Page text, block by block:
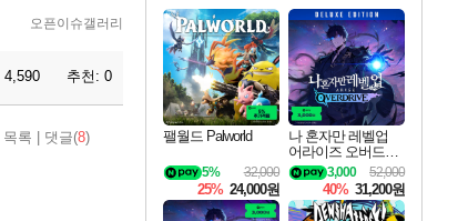
오픈이슈갤러리
4,590 추천: 0
목록 댓글(8)
최대 90% 할인가를 만나보세요!
네이버혜택과 함께 만나보세요!
50%할인&추가 적립까지!
네이버 포인트 혜택까지!
이니&베니 혜택까지!
네이버 혜택가와 함께 예약하세요!
할인&네이버혜택으로 만나보세요!
40주년 프로모션으로 만나보세요!
할인가에 만나보세요!
일부 에디션 상시 할인!
혜택으로 예약 판매 중
편안하게 충전하세요
팰월드 Palworld
32,000
5%
25% 24,000원
나 혼자만 레벨업
어라이즈 오버드라
이브 디럭스 에디션
Solo Leveling Arise
Overdrive Deluxe Edi
tion
52,000
3,000
40% 31,200원